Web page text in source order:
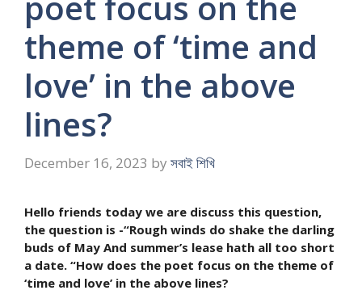
theme of ‘time and
love’ in the above
lines?
December 16, 2023 by সবাই শিখি
Hello friends today we are discuss this question,
the question is -“Rough winds do shake the darling
buds of May And summer’s lease hath all too short
a date. “How does the poet focus on the theme of
‘time and love’ in the above lines?